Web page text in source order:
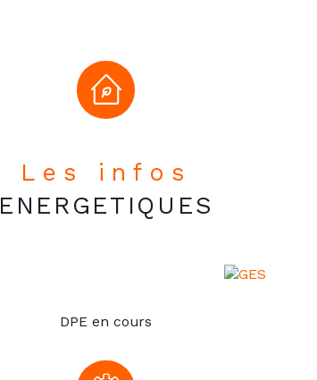
Les infos
ENERGETIQUES
DPE en cours